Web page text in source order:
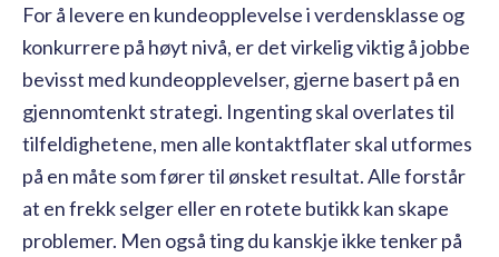
For å levere en kundeopplevelse i verdensklasse og
konkurrere på høyt nivå, er det virkelig viktig å jobbe
bevisst med kundeopplevelser, gjerne basert på en
gjennomtenkt strategi. Ingenting skal overlates til
tilfeldighetene, men alle kontaktflater skal utformes
på en måte som fører til ønsket resultat. Alle forstår
at en frekk selger eller en rotete butikk kan skape
problemer. Men også ting du kanskje ikke tenker på